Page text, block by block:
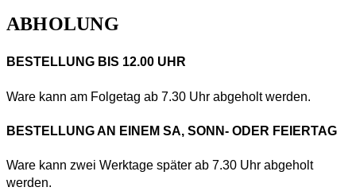
ABHOLUNG
BESTELLUNG BIS 12.00 UHR
Ware kann am Folgetag ab 7.30 Uhr abgeholt werden.
BESTELLUNG AN EINEM SA, SONN- ODER FEIERTAG
Ware kann zwei Werktage später ab 7.30 Uhr abgeholt
werden.